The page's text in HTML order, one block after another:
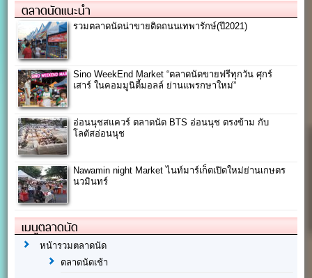
ตลาดนัดแนะนำ
รวมตลาดนัดน่าขายติดถนนเทพารักษ์(ปี2021)
Sino WeekEnd Market “ตลาดนัดขายฟรีทุกวัน ศุกร์
เสาร์ ในคอมมูนิตี้มอลล์ ย่านแพรกษาใหม่”
อ่อนนุชสแควร์ ตลาดนัด BTS อ่อนนุช ตรงข้าม กับ
โลตัสอ่อนนุช
Nawamin night Market ไนท์มาร์เก็ตเปิดใหม่ย่านเกษตร
นวมินทร์
เมนูตลาดนัด
หน้ารวมตลาดนัด
ตลาดนัดเช้า